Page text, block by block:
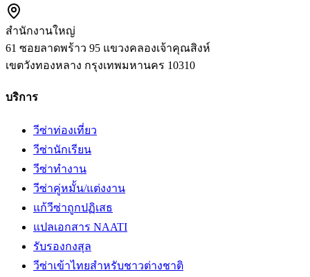
สำนักงานใหญ่
61 ซอยลาดพร้าว 95 แขวงคลองเจ้าคุณสิงห์
เขตวังทองหลาง กรุงเทพมหานคร 10310
บริการ
วีซ่าท่องเที่ยว
วีซ่านักเรียน
วีซ่าทำงาน
วีซ่าคู่หมั้น/แต่งงาน
แก้วีซ่าถูกปฏิเสธ
แปลเอกสาร NAATI
รับรองกงสุล
วีซ่าเข้าไทยสำหรับชาวต่างชาติ